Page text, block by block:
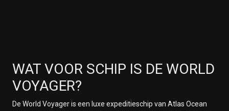
WAT VOOR SCHIP IS DE WORLD
VOYAGER?
De World Voyager is een luxe expeditieschip van Atlas Ocean